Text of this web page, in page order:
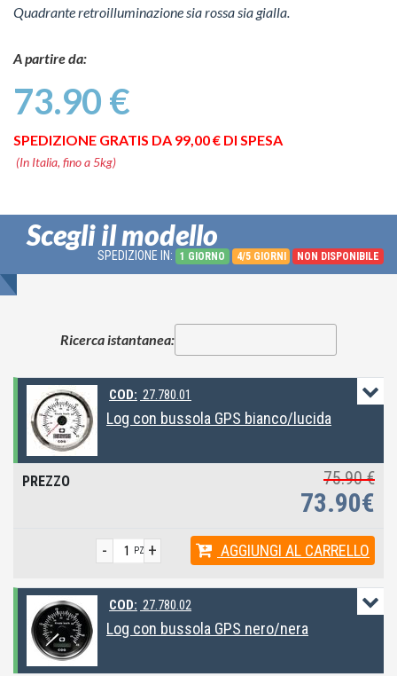
Quadrante retroilluminazione sia rossa sia gialla.
A partire da:
73.90 €
SPEDIZIONE GRATIS DA 99,00 € DI SPESA
(In Italia, fino a 5kg)
Scegli il modello
SPEDIZIONE IN: 1 GIORNO 4/5 GIORNI NON DISPONIBILE
Ricerca istantanea:
COD: 27.780.01
Log con bussola GPS bianco/lucida
75.90 €
73.90€
+
- PZ AGGIUNGI AL CARRELLO
COD: 27.780.02
Log con bussola GPS nero/nera